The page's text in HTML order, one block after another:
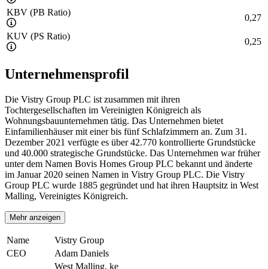
KBV (PB Ratio)
0,27
KUV (PS Ratio)
0,25
Unternehmensprofil
Die Vistry Group PLC ist zusammen mit ihren
Tochtergesellschaften im Vereinigten Königreich als
Wohnungsbauunternehmen tätig. Das Unternehmen bietet
Einfamilienhäuser mit einer bis fünf Schlafzimmern an. Zum 31.
Dezember 2021 verfügte es über 42.770 kontrollierte Grundstücke
und 40.000 strategische Grundstücke. Das Unternehmen war früher
unter dem Namen Bovis Homes Group PLC bekannt und änderte
im Januar 2020 seinen Namen in Vistry Group PLC. Die Vistry
Group PLC wurde 1885 gegründet und hat ihren Hauptsitz in West
Malling, Vereinigtes Königreich.
Mehr anzeigen
Name
Vistry Group
CEO
Adam Daniels
West Malling, ke